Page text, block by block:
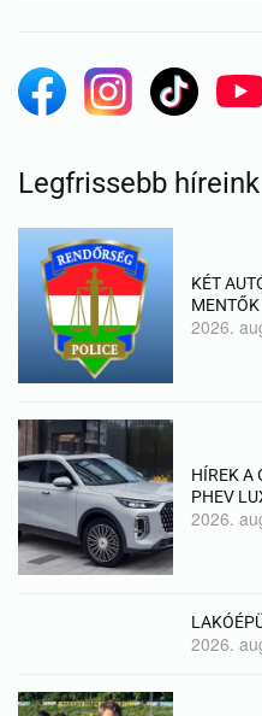
Legfrissebb híreink
KÉT
MENTŐK
2026.
HÍREK A
PHEV
2026.
2026.